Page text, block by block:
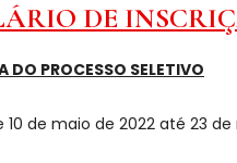
DE
DO PROCESSO SELETIVO
10 de maio de 2022 até 23